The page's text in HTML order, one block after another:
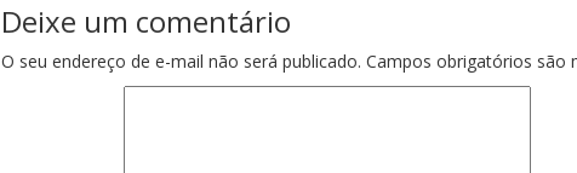
Deixe um comentário
O seu endereço de e-mail não será publicado. Campos obrigatórios são